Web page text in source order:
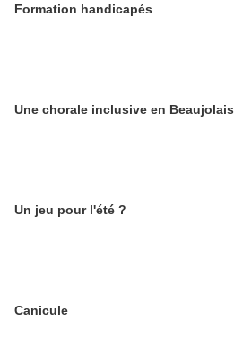
Formation handicapés
Une chorale inclusive en Beaujolais
Un jeu pour l'été ?
Canicule